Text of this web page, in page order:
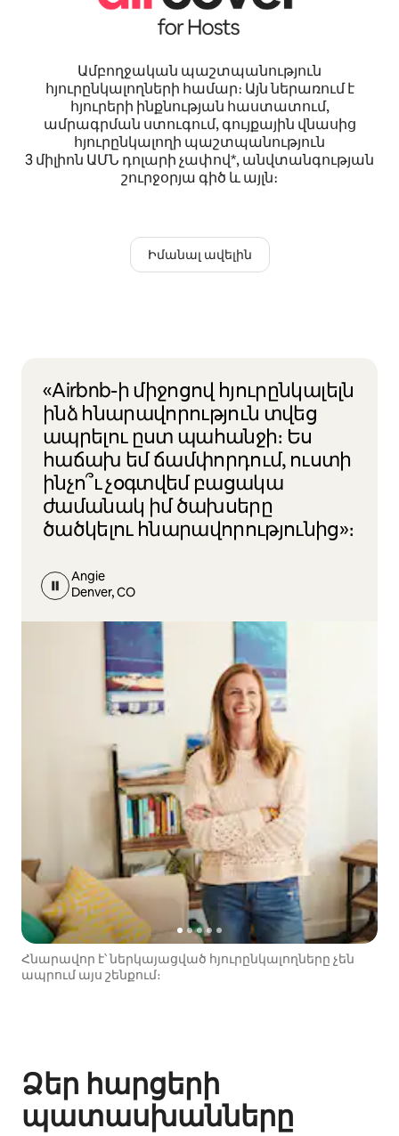
Ամբողջական պաշտպանություն
հյուրընկալողների համար։ Այն ներառում է
հյուրերի ինքնության հաստատում,
ամրագրման ստուգում, գույքային վնասից
հյուրընկալողի պաշտպանություն
3 միլիոն ԱՄՆ դոլարի չափով*, անվտանգության
շուրջօրյա գիծ և այլն։
Իմանալ ավելին
«Airbnb-ի միջոցով հյուրընկալելն
ինձ հնարավորություն տվեց
ապրելու ըստ պահանջի։ Ես
հաճախ եմ ճամփորդում, ուստի
ինչո՞ւ չօգտվեմ բացակա
ժամանակ իմ ծախսերը
ծածկելու հնարավորությունից»։
Angie
Denver, CO
Հնարավոր է՝ ներկայացված հյուրընկալողները չեն
ապրում այս շենքում։
Ձեր հարցերի
պատասխանները